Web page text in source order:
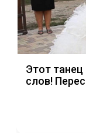
Этот танец
слов!